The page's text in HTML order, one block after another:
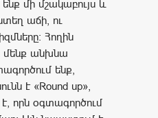
մի մշակաբույս և
աճի, ու
Հողին
մենք անխնա
ենք,
է «Round up»,
որն օգտագործում